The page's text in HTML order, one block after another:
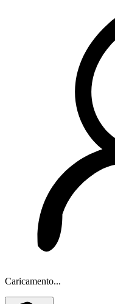
Caricamento...